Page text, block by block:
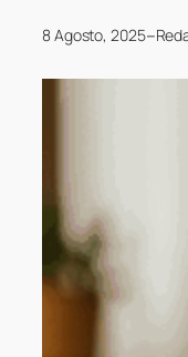
8 Agosto, 2025–